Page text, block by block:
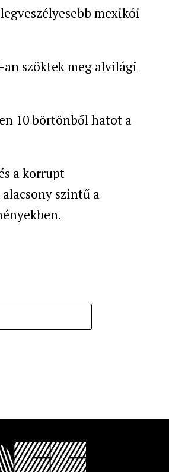
mexikói
szöktek meg alvilági
10 börtönből hatot a
a korrupt
szintű a